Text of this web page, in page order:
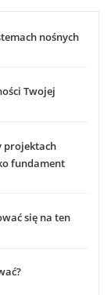
nośnych
Twojej
projektach
fundament
się na ten